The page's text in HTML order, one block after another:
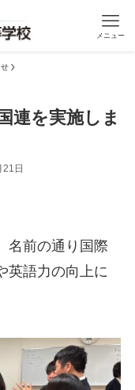
メニュー
連を実施しま
日
名前の通り国際
英語力の向上に